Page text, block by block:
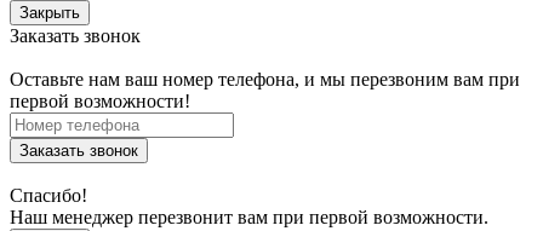
Закрыть
Заказать звонок
Оставьте нам ваш номер телефона, и мы перезвоним вам при
первой возможности!
Заказать звонок
Спасибо!
Наш менеджер перезвонит вам при первой возможности.